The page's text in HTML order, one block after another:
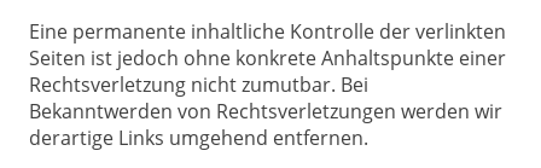
Eine permanente inhaltliche Kontrolle der verlinkten
Seiten ist jedoch ohne konkrete Anhaltspunkte einer
Rechtsverletzung nicht zumutbar. Bei
Bekanntwerden von Rechtsverletzungen werden wir
derartige Links umgehend entfernen.